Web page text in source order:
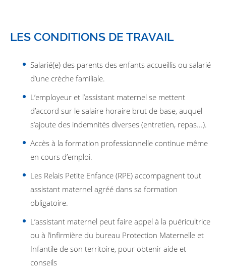
LES CONDITIONS DE TRAVAIL
Salarié(e) des parents des enfants accueillis ou salarié
d’une crèche familiale.
L’employeur et l’assistant maternel se mettent
d’accord sur le salaire horaire brut de base, auquel
s’ajoute des indemnités diverses (entretien, repas...).
Accès à la formation professionnelle continue même
en cours d’emploi.
Les Relais Petite Enfance (RPE) accompagnent tout
assistant maternel agréé dans sa formation
obligatoire.
L’assistant maternel peut faire appel à la puéricultrice
ou à l’infirmière du bureau Protection Maternelle et
Infantile de son territoire, pour obtenir aide et
conseils